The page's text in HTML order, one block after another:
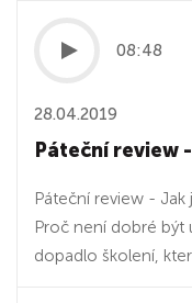
08:48
28.04.2019
Páteční review
Páteční review - Jak
Proč není dobré být
dopadlo školení,